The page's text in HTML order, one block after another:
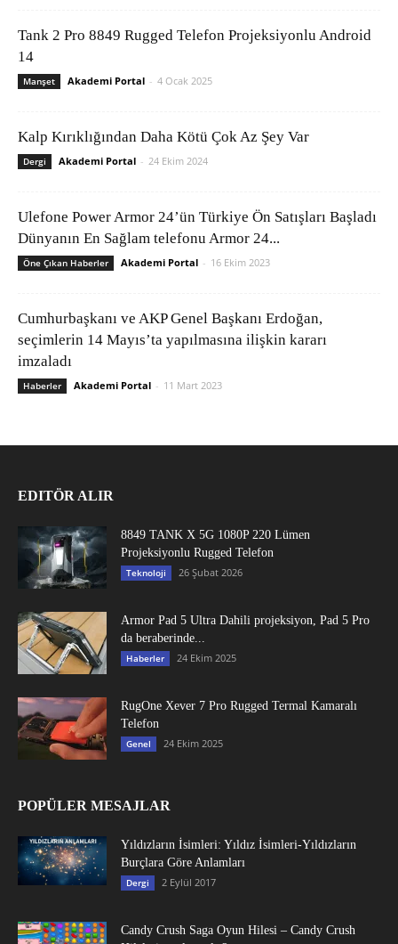
Tank 2 Pro 8849 Rugged Telefon Projeksiyonlu Android
14
Manşet Akademi Portal - 4 Ocak 2025
Kalp Kırıklığından Daha Kötü Çok Az Şey Var
Dergi Akademi Portal - 24 Ekim 2024
Ulefone Power Armor 24’ün Türkiye Ön Satışları Başladı
Dünyanın En Sağlam telefonu Armor 24...
Öne Çıkan Haberler Akademi Portal - 16 Ekim 2023
Cumhurbaşkanı ve AKP Genel Başkanı Erdoğan,
seçimlerin 14 Mayıs’ta yapılmasına ilişkin kararı
imzaladı
Haberler Akademi Portal - 11 Mart 2023
EDITÖR ALIR
8849 TANK X 5G 1080P 220 Lümen
Projeksiyonlu Rugged Telefon
Teknoloji 26 Şubat 2026
Armor Pad 5 Ultra Dahili projeksiyon, Pad 5 Pro
da beraberinde...
Haberler 24 Ekim 2025
RugOne Xever 7 Pro Rugged Termal Kamaralı
Telefon
Genel 24 Ekim 2025
POPÜLER MESAJLAR
Yıldızların İsimleri: Yıldız İsimleri-Yıldızların
Burçlara Göre Anlamları
Dergi 2 Eylül 2017
Candy Crush Saga Oyun Hilesi – Candy Crush